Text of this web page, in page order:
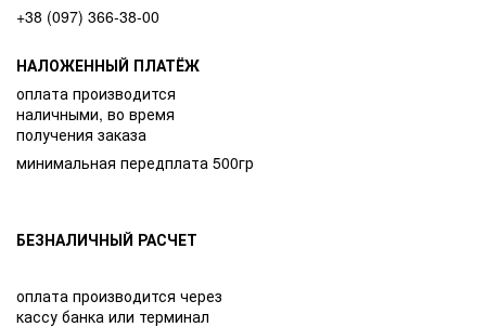
+38 (097) 366-38-00
НАЛОЖЕННЫЙ ПЛАТЁЖ
оплата производится
наличными, во время
получения заказа
минимальная передплата 500гр
БЕЗНАЛИЧНЫЙ РАСЧЕТ
оплата производится через
кассу банка или терминал